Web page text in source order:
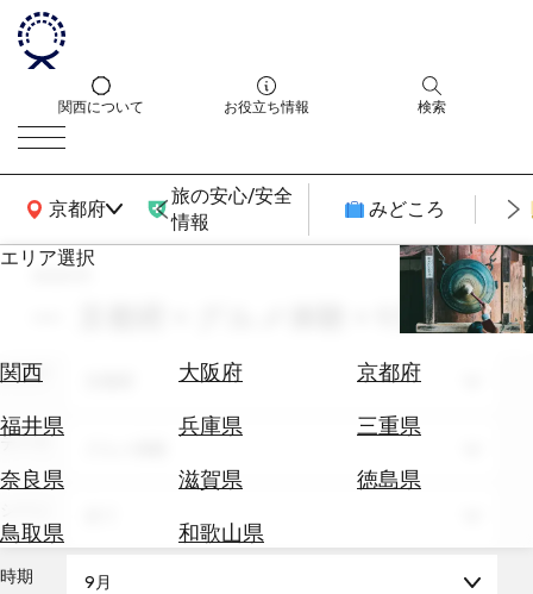
関西について お役立ち情報 検索
京都府
関西広域MAP
旅の安心/安全
情報
みどころ
エリア選択
関西 大阪府
京都府
福井県
兵庫県
三重県
奈良県
滋賀県
徳島県
鳥取県
和歌山県
エ
券
テ
を
search
京都府 × グルメ体験 × 9月
エリア
テーマ
時期 9月